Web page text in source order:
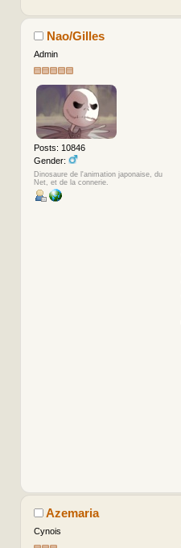
Nao/Gilles
Admin
Posts: 10846
Gender:
Dinosaure de l'animation japonaise, du
Net, et de la connerie.
Azemaria
Cynois